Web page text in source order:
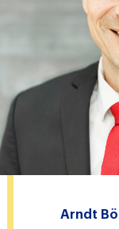
Arndt